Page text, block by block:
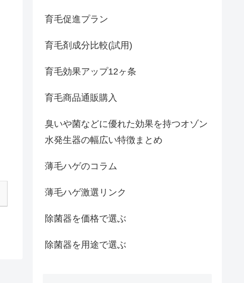
育毛促進プラン
育毛剤成分比較(試用)
育毛効果アップ12ヶ条
育毛商品通販購入
臭いや菌などに優れた効果を持つオゾン
水発生器の幅広い特徴まとめ
薄毛ハゲのコラム
薄毛ハゲ激選リンク
除菌器を価格で選ぶ
除菌器を用途で選ぶ